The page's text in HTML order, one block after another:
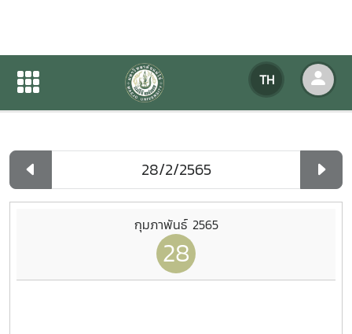
TH
ปฏิทินกิจกรรมของหน่วยงาน
ปฏิทินกิจกรรมของหน่วยงาน
กุมภาพันธ์ 2565
28